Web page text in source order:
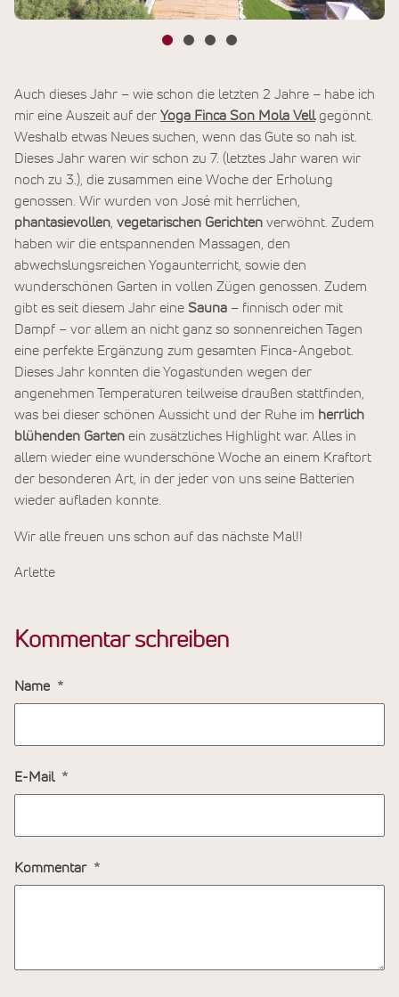
Auch dieses Jahr – wie schon die letzten 2 Jahre – habe ich
mir eine Auszeit auf der Yoga Finca Son Mola Vellgegönnt.
Weshalb etwas Neues suchen, wenn das Gute so nah ist.
Dieses Jahr waren wir schon zu 7. (letztes Jahr waren wir
noch zu 3.), die zusammen eine Woche der Erholung
genossen. Wir wurden von José mit herrlichen,
phantasievollen, vegetarischen Gerichten verwöhnt. Zudem
haben wir die entspannenden Massagen, den
abwechslungsreichen Yogaunterricht, sowie den
wunderschönen Garten in vollen Zügen genossen. Zudem
gibt es seit diesem Jahr eine Sauna – finnisch oder mit
Dampf – vor allem an nicht ganz so sonnenreichen Tagen
eine perfekte Ergänzung zum gesamten Finca-Angebot.
Dieses Jahr konnten die Yogastunden wegen der
angenehmen Temperaturen teilweise draußen stattfinden,
was bei dieser schönen Aussicht und der Ruhe im herrlich
blühenden Garten ein zusätzliches Highlight war. Alles in
allem wieder eine wunderschöne Woche an einem Kraftort
der besonderen Art, in der jeder von uns seine Batterien
wieder aufladen konnte.
Wir alle freuen uns schon auf das nächste Mal!!
Arlette
Kommentar schreiben
Name
E-Mail
Kommentar